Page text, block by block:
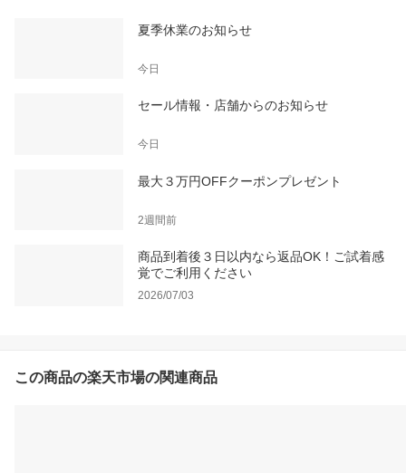
夏季休業のお知らせ
今日
セール情報・店舗からのお知らせ
今日
最大３万円OFFクーポンプレゼント
2週間前
商品到着後３日以内なら返品OK！ご試着感
覚でご利用ください
2026/07/03
この商品の楽天市場の関連商品